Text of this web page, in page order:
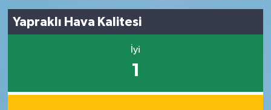
Yapraklı Hava Kalitesi
İyi
1